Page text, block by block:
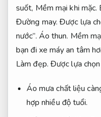
suốt, Mềm mại khi mặc.
Đường may. Được lựa
nước”. Áo thun. Mềm
bạn đi xe máy an tâm
Làm đẹp. Được lựa chọn
Áo mưa chất liệu
hợp nhiều độ tuổi.